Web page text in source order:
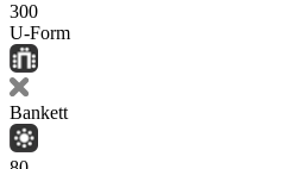
300
U-Form
Bankett